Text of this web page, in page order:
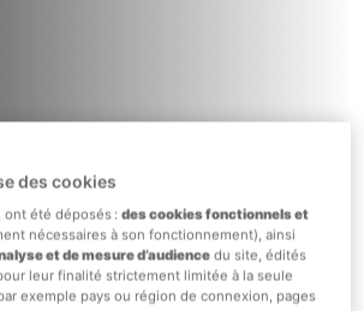
des cookies
ont été déposés :des cookies fonctionnels et
nécessaires à son fonctionnement), ainsi
et de mesure d’audience du site, édités
leur finalité strictement limitée à la seule
exemple pays ou région de connexion, pages